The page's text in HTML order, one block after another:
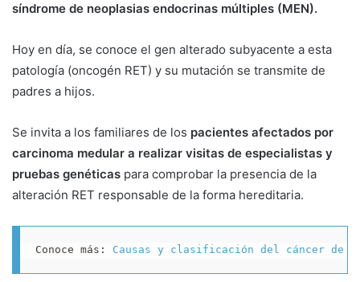
síndrome de neoplasias endocrinas múltiples (MEN).
Hoy en día, se conoce el gen alterado subyacente a esta
patología (oncogén RET) y su mutación se transmite de
padres a hijos.
Se invita a los familiares de los pacientes afectados por
carcinoma medular a realizar visitas de especialistas y
pruebas genéticas para comprobar la presencia de la
alteración RET responsable de la forma hereditaria.
Conoce más: Causas y clasificación del cáncer de